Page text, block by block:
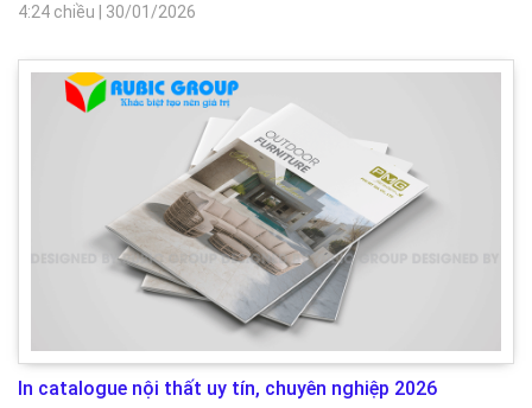
4:24 chiều 30/01/2026
In catalogue nội thất uy tín, chuyên nghiệp 2026